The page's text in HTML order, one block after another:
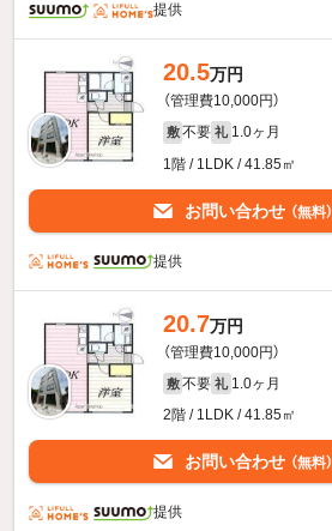
提供
20.5万円
（管理費10,000円）
敷 不要 礼 1.0ヶ月
1階 / 1LDK / 41.85㎡
お問い合わせ （無料）
提供
20.7万円
（管理費10,000円）
敷 不要 礼 1.0ヶ月
2階 / 1LDK / 41.85㎡
お問い合わせ （無料）
提供